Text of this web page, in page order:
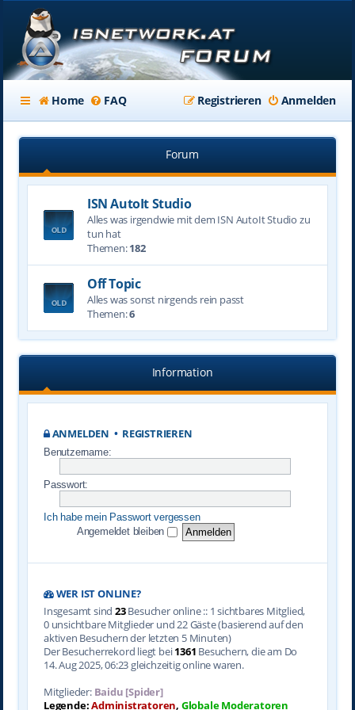
Home FAQ Anmelden
Registrieren
Forum
ISN AutoIt Studio
Alles was irgendwie mit dem ISN AutoIt Studio zu
tun hat
Themen:182
Off Topic
Alles was sonst nirgends rein passt
Themen:6
Information
ANMELDEN • REGISTRIEREN
Benutzername:
Passwort:
Ich habe mein Passwort vergessen
Angemeldet bleiben
WER IST ONLINE?
Insgesamt sind 23Besucher online :: 1 sichtbares Mitglied,
0 unsichtbare Mitglieder und 22 Gäste (basierend auf den
aktiven Besuchern der letzten 5 Minuten)
Der Besucherrekord liegt bei1361 Besuchern, die am Do
14. Aug 2025, 06:23 gleichzeitig online waren.
Mitglieder: Baidu [Spider]
Legende:Administratoren, Globale Moderatoren